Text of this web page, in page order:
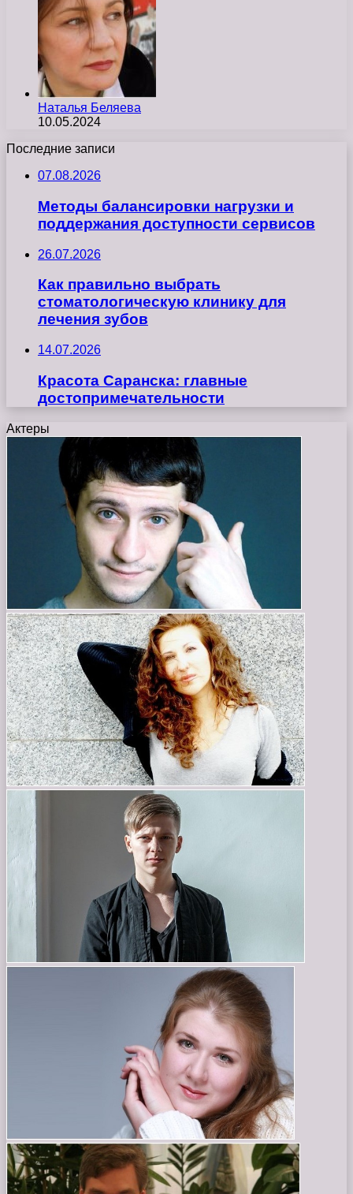
Наталья Беляева
10.05.2024
Последние записи
07.08.2026
Методы балансировки нагрузки и
поддержания доступности сервисов
26.07.2026
Как правильно выбрать
стоматологическую клинику для
лечения зубов
14.07.2026
Красота Саранска: главные
достопримечательности
Актеры